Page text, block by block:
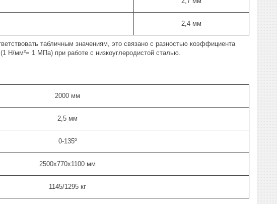
2,4 мм
табличным значениям, это связано с разностью коэффициента
Н/мм²= 1 МПа) при работе с низкоуглеродистой сталью.
2000 мм
2,5 мм
0-135º
2500х770х1100 мм
1145/1295 кг